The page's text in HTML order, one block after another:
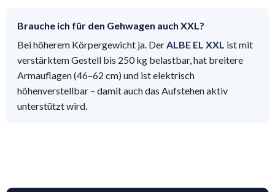
Brauche ich für den Gehwagen auch XXL?
Bei höherem Körpergewicht ja. DerALBE EL XXL ist mit
verstärktem Gestell bis 250 kg belastbar, hat breitere
Armauflagen (46–62 cm) und ist elektrisch
höhenverstellbar – damit auch das Aufstehen aktiv
unterstützt wird.